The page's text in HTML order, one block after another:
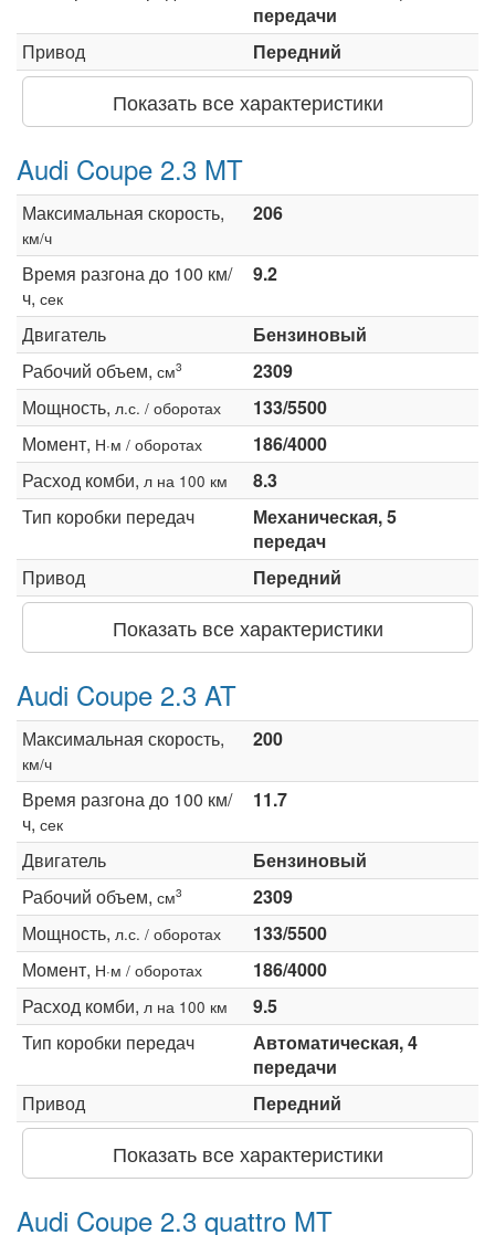
передачи
Привод
Передний
Показать все характеристики
Audi Coupe 2.3 MT
Максимальная скорость,
км/ч
206
Время разгона до 100 км/
ч, сек
9.2
Двигатель
Бензиновый
Рабочий объем, см3
2309
Мощность, л.с. / оборотах
133/5500
Момент, Н·м / оборотах
186/4000
Расход комби, л на 100 км
8.3
Тип коробки передач
Механическая, 5
передач
Привод
Передний
Показать все характеристики
Audi Coupe 2.3 AT
Максимальная скорость,
км/ч
200
Время разгона до 100 км/
ч, сек
11.7
Двигатель
Бензиновый
Рабочий объем, см3
2309
Мощность, л.с. / оборотах
133/5500
Момент, Н·м / оборотах
186/4000
Расход комби, л на 100 км
9.5
Тип коробки передач
Автоматическая, 4
передачи
Привод
Передний
Показать все характеристики
Audi Coupe 2.3 quattro MT